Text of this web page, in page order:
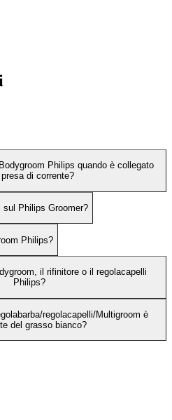
Philips quando è collegato
di corrente?
Philips Groomer?
Philips?
il rifinitore o il regolacapelli
Philips?
regolacapelli/Multigroom è
del grasso bianco?